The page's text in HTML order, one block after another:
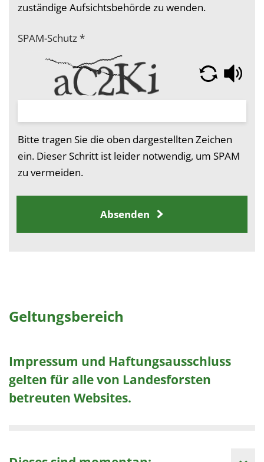
zuständige Aufsichtsbehörde zu wenden.
SPAM-Schutz*
Bitte tragen Sie die oben dargestellten Zeichen
ein. Dieser Schritt ist leider notwendig, um SPAM
zu vermeiden.
Absenden
Geltungsbereich
Impressum und Haftungsausschluss
gelten für alle von Landesforsten
betreuten Websites.